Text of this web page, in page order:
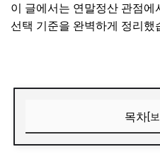
이 글에서는 연말정산 관점에
선택 기준을 완벽하게 정리했
목차[